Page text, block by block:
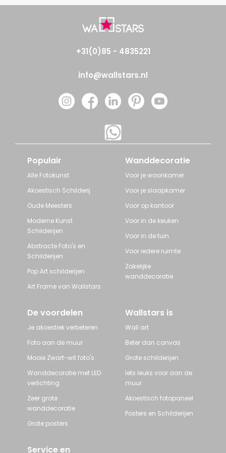
+31(0)85 - 4835221
info@wallstars.nl
Populair
Alle Fotokunst
Akoestisch Schilderij
Oude Meesters
Moderne Kunst
Schilderijen
Abstracte Foto's en
Schilderijen
Pop Art schilderijen
Art Frame van Wallstars
Wanddecoratie
Voor je woonkamer
Voor je slaapkamer
Voor op kantoor
Voor in de keuken
Voor in de tuin
Voor iedere ruimte
Zakelijke
wanddecoratie
De voordelen
Je akoestiek verbeteren
Foto aan de muur
Mooie Zwart-wit foto's
Wanddecoratie met LED
verlichting
Zeer grote
wanddecoratie
Grote posters
Wallstars is
Wall art
Beter dan canvas
Grote schilderijen
Iets leuks voor aan de
muur
Akoestisch fotopaneel
Posters en Schilderijen
Service en